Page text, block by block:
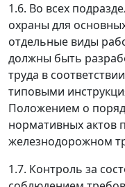
1.6. Во всех
охраны для
отдельные виды
должны быть
труда в
типовыми
Положением о
нормативных актов
железнодорожном
1.7. Контроль за